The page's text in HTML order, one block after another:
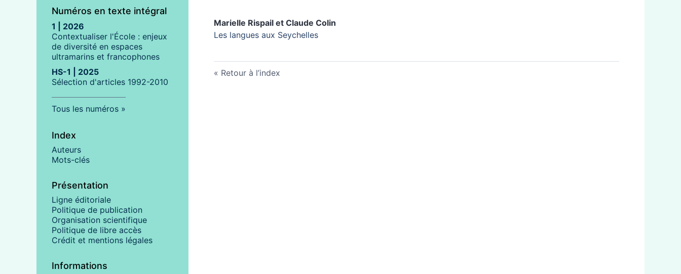
Numéros en texte intégral
1 | 2026
Contextualiser l'École : enjeux
de diversité en espaces
ultramarins et francophones
HS-1 | 2025
Sélection d'articles 1992-2010
Tous les numéros
Index
Auteurs
Mots-clés
Présentation
Ligne éditoriale
Politique de publication
Organisation scientifique
Politique de libre accès
Crédit et mentions légales
Informations
Marielle Rispail et Claude Colin
Les langues aux Seychelles
Retour à l’index